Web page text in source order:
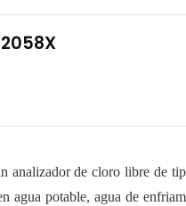
de cloro libre de
potable, agua de